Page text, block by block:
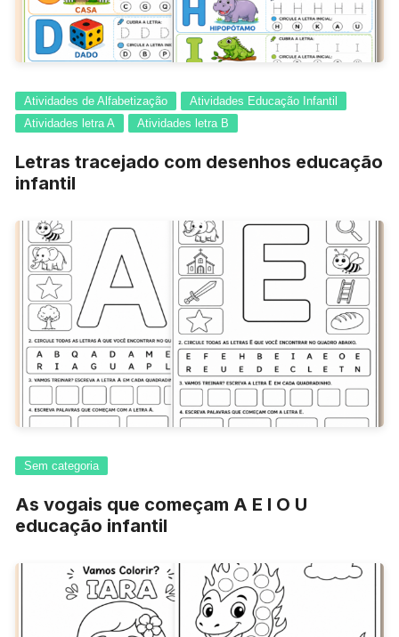
Atividades de Alfabetização
Atividades Educação Infantil
Atividades letra A
Atividades letra B
Letras tracejado com desenhos educação
infantil
Sem categoria
As vogais que começam A E I O U
educação infantil